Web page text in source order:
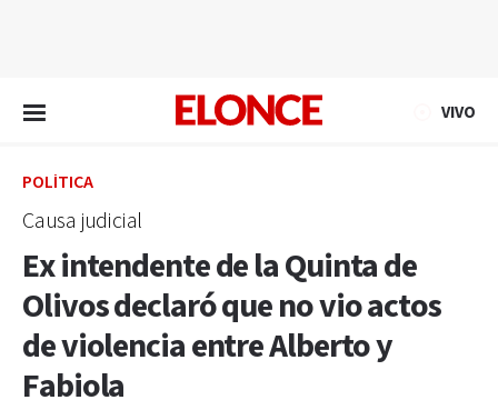
VIVO
POLÍTICA
Causa judicial
Ex intendente de la Quinta de
Olivos declaró que no vio actos
de violencia entre Alberto y
Fabiola